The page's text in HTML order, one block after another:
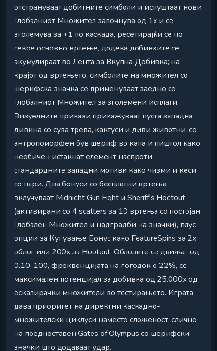
отстрануваат добитните симболи и испуштаат нови.
Глобалниот Множител започнува од 1x и се
зголемува за +1 по каскада, ресетирајќи се по
секое основно вртење, додека добивките се
акумулираат во Лента за Вкупна Добивка; на
крајот од вртењето, симболите на множител со
шерифска значка се применуваат заедно со
Глобалниот Множител за зголемени исплати.
Визуелните прикази прикажуваат пуста западна
дивина со сува трева, кактуси и диви животни, со
антропоморфен був шериф во капа и пиштол како
необичен истакнат елемент наспроти
стандардните западни мотиви како чизми и кеси
со пари. Два бонуси со бесплатни вртења
вклучуваат Midnight Gun Fight и Sheriff's Hootout
(активирани со 4 scatters за 10 вртења со постојан
Глобален Множител и надградби на значки), плус
опции за Купување Бонус како FeatureSpins за 2x
облог или 200x за Hootout. Облозите се движат од
0.10-100, фреквенцијата на погодок е 22%, со
максимален потенцијал за добивка од 25.000x од
ескалирачки множители во тестирањето. Играта
дава приоритет на директни каскадно-
множителски циклуси наместо сложеност, слично
на поедноставен Gates of Olympus со шерифски
значки што додаваат удар.